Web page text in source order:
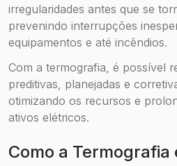
irregularidades antes que se
prevenindo interrupções
equipamentos e até incêndios.
Com a termografia, é possível
preditivas, planejadas e
otimizando os recursos e
ativos elétricos.
Como a Termografia